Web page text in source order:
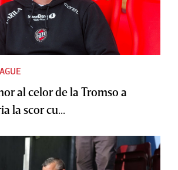
al celor de la Tromso a
la scor cu...